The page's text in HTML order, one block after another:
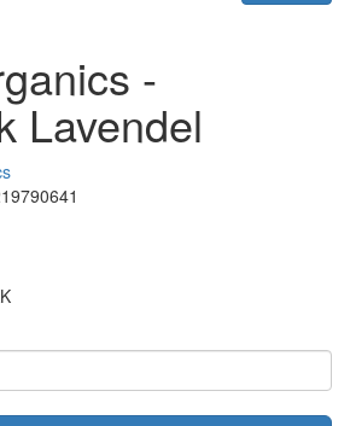
-
Lavendel